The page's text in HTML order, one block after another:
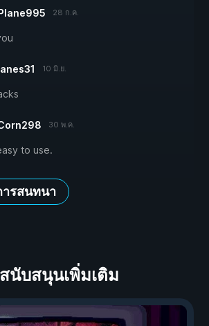
28 ก.ค.
10 มิ.ย.
30 พ.ค.
to use.
ารสนทนา
นับสนุนเพิ่มเติม